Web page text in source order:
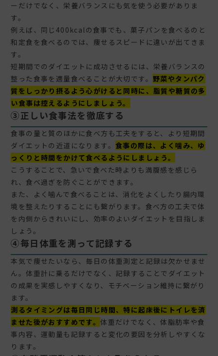
ーだけでなく、栄養バランスにも気を使う必要がありま
す。
例えば、同じ400kcalの食事でも、菓子パンを食べるのと
和定食を食べるのでは、痩せるスピードに違いが出てきま
す。
短期間でのダイエットに成功させるには、栄養バランスの
整った食事を適量食べることが大切です。 野菜やタンパク
質をしっかり摂るよう心がけると同時に、脂質や糖質の多
い食事は控えるようにしましょう。
③正しい食事法を徹底する
食事の量と質のほかに食べ方も工夫をすると、より短期間
ダイエットの近道になります。 食事の際は、よく噛み、ゆ
っくりと時間をかけて食べるようにしましょう。
こうすることで、急いで食べた時よりも満腹感を感じら
れ、食べ過ぎを防ぐことができます。
また、よく噛んで食べることは、消化をよくしたり腸内環
境を整えたりすることにも繋がります。食べ方の工夫で体
を内側からきれいにし、効率のよいダイエットを目指しま
しょう。
④毎日体重を測って記録する
本気で痩せたいなら、毎日の体重測定と記録は欠かせませ
ん。体重計に乗るだけでなく、記録することでダイエット
の成果を実感しやすくなり、モチベーション維持に繋がり
ます。
測るタイミングは毎日同じ時間、特に起床後にトイレを済
ませた後がおすすめです。体重だけでなく、体脂肪率や食
事内容、運動量も記録すると変化の要因を分析しやすくな
ります。